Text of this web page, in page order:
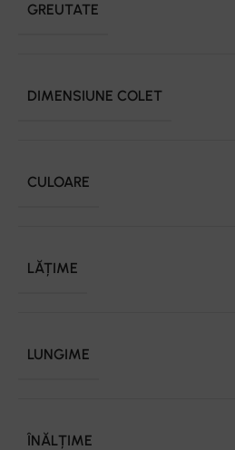
GREUTATE
DIMENSIUNE COLET
CULOARE
LĂȚIME
LUNGIME
ÎNĂLȚIME